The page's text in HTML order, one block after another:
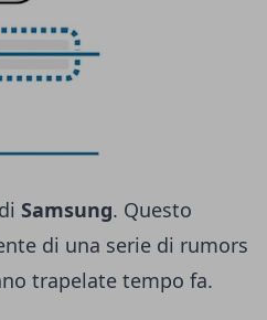
di Samsung. Questo
di una serie di rumors
trapelate tempo fa.